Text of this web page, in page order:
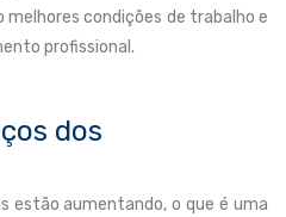
condições de trabalho e
profissional.
dos
estão aumentando, o que é uma